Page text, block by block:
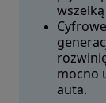
mocno
auta.